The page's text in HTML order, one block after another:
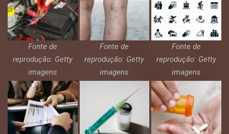
Fonte de
reprodução: Getty
imagens
Fonte de
reprodução: Getty
imagens
Fonte de
reprodução: Getty
imagens